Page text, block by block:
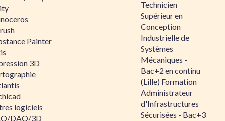
Painter
3D
logiciels
DAO/3D
Technicien
Supérieur en
Conception
Industrielle de
Systèmes
Mécaniques -
Bac+2 en continu
(Lille) Formation
Administrateur
d'Infrastructures
Sécurisées - Bac+3